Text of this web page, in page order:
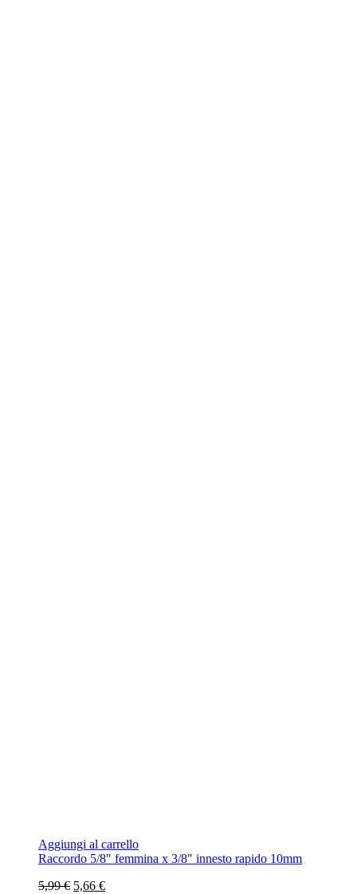
Aggiungi al carrello
Raccordo 5/8" femmina x 3/8" innesto rapido 10mm
5,99 € 5,66 €